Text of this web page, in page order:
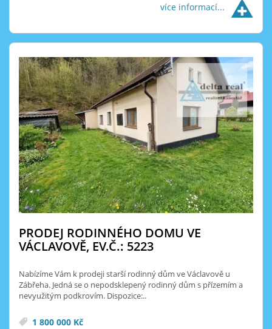
více informací...
PRODEJ RODINNÉHO DOMU VE
VÁCLAVOVĚ, EV.Č.: 5223
Nabízíme Vám k prodeji starší rodinný dům ve Václavově u
Zábřeha. Jedná se o nepodsklepený rodinný dům s přízemím a
nevyužitým podkrovím. Dispozice:..
1 800 000 Kč